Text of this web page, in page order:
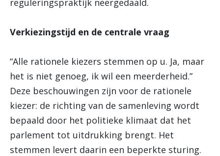
reguleringspraktijk neergedaald.
Verkiezingstijd en de centrale vraag
“Alle rationele kiezers stemmen op u. Ja, maar
het is niet genoeg, ik wil een meerderheid.”
Deze beschouwingen zijn voor de rationele
kiezer: de richting van de samenleving wordt
bepaald door het politieke klimaat dat het
parlement tot uitdrukking brengt. Het
stemmen levert daarin een beperkte sturing.